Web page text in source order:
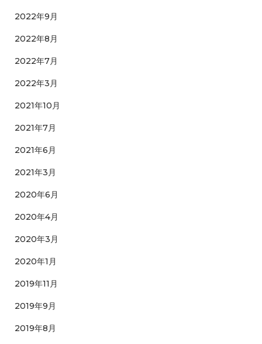
2022年9月
2022年8月
2022年7月
2022年3月
2021年10月
2021年7月
2021年6月
2021年3月
2020年6月
2020年4月
2020年3月
2020年1月
2019年11月
2019年9月
2019年8月